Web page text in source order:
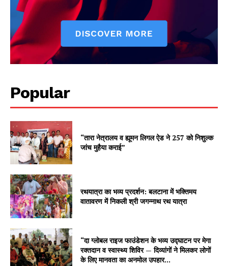
Popular
“तारा नेत्रालय व ह्यूमन लिगल ऐड ने 257 को निशुल्क
जांच मुहैया कराई”
रथयात्रा का भव्य प्रदर्शन: बलटाना में भक्तिमय
वातावरण में निकली श्री जगन्नाथ रथ यात्रा
“दा ग्लोबल राइज फाउंडेशन के भव्य उद्घाटन पर मेगा
रक्तदान व स्वास्थ्य शिविर — दिव्यांगों ने मिलकर लोगों
के लिए मानवता का अनमोल उपहार...